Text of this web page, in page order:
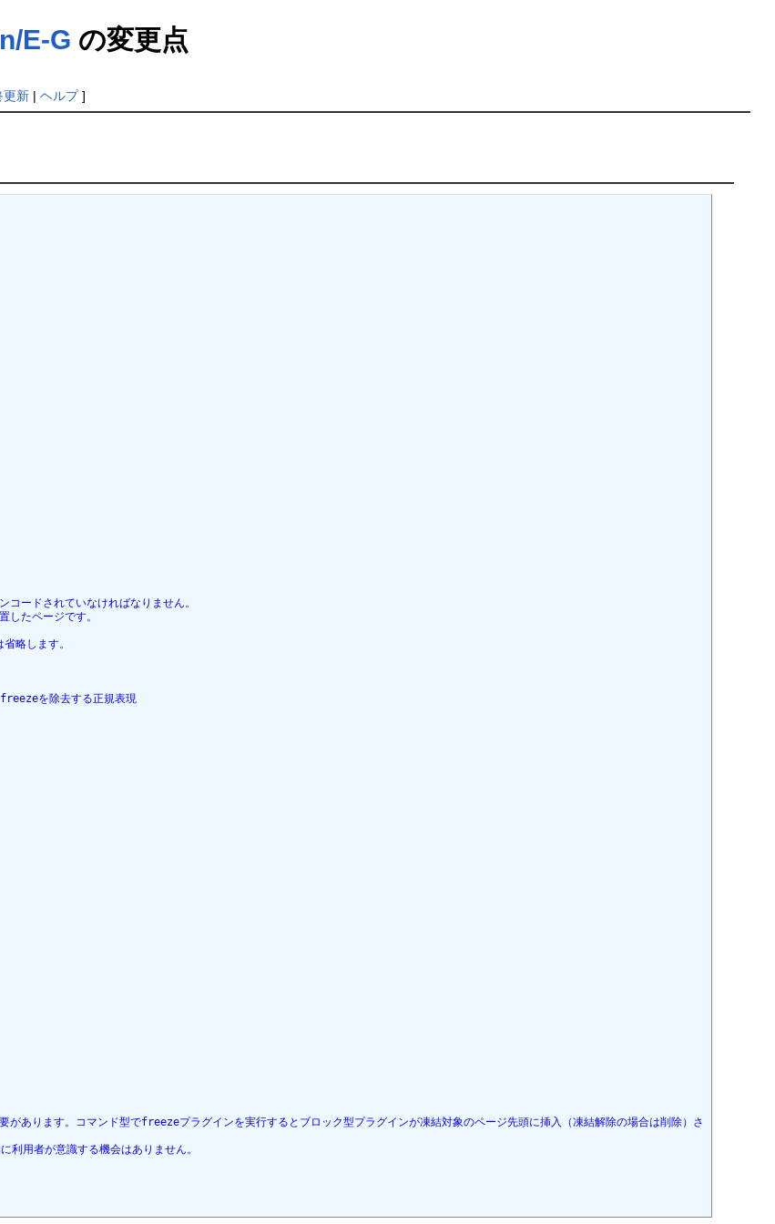
E-G の変更点
更新| ヘルプ]
ードされていなければなりません。
したページです。
略します。
freezeを除去する正規表現
があります。コマンド型でfreezeプラグインを実行するとブロック型プラグインが凍結対象のページ先頭に挿入（凍結解除の場合は削除）さ
用者が意識する機会はありません。